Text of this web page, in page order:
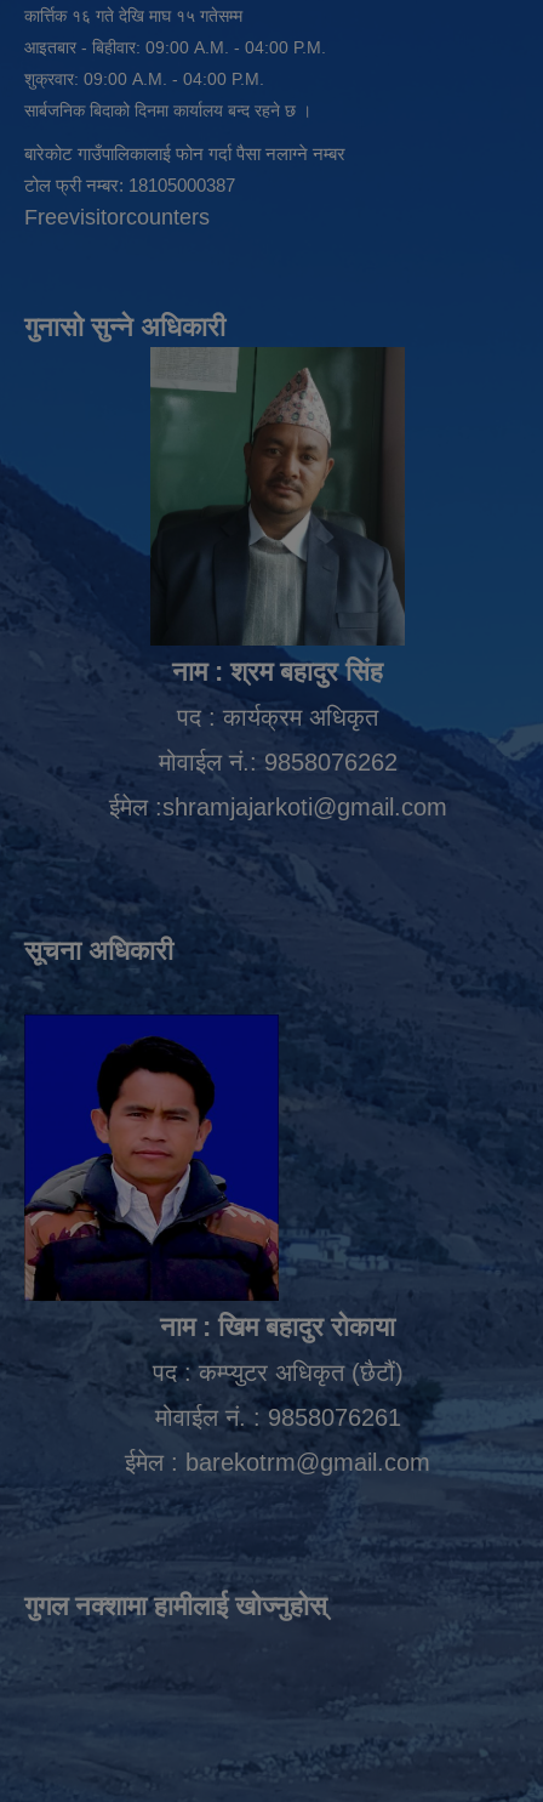
कार्त्तिक १६ गते देखि माघ १५ गतेसम्म
आइतबार - बिहीवार: 09:00 A.M. - 04:00 P.M.
शुक्रवार: 09:00 A.M. - 04:00 P.M.
सार्बजनिक बिदाको दिनमा कार्यालय बन्द रहने छ ।
बारेकोट गाउँपालिकालाई फोन गर्दा पैसा नलाग्ने नम्बर
टोल फ्री नम्बर: 18105000387
Freevisitorcounters
गुनासो सुन्ने अधिकारी
नाम : श्रम बहादुर सिंह
पद : कार्यक्रम अधिकृत
मोवाईल नं.: 9858076262
ईमेल :shramjajarkoti@gmail.com
सूचना अधिकारी
नाम : खिम बहादुर रोकाया
पद : कम्प्युटर अधिकृत (छैटौं)
मोवाईल नं. : 9858076261
ईमेल : barekotrm@gmail.com
गुगल नक्शामा हामीलाई खोज्नुहोस्